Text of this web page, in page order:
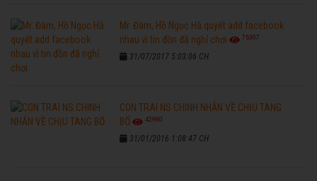
Mr. Đàm, Hồ Ngọc Hà quyết add facebook
nhau vì tin đồn đã nghỉ chơi
76307
31/07/2017 5:03:06 CH
CON TRAI NS CHINH NHẪN VỀ CHỊU TANG
BỐ
42980
31/01/2016 1:08:47 CH